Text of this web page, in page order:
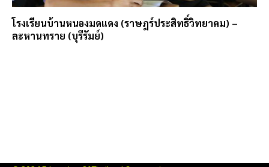
โรงเรียนบ้านหนองมดแดง (ราษฎร์ประสิทธิ์วิทยาคม) –
ละหานทราย (บุรีรัมย์)